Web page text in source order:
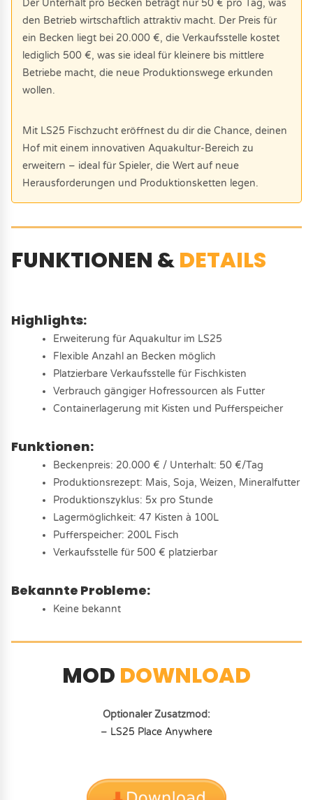
Der Unterhalt pro Becken beträgt nur 50 € pro Tag, was
den Betrieb wirtschaftlich attraktiv macht. Der Preis für
ein Becken liegt bei 20.000 €, die Verkaufsstelle kostet
lediglich 500 €, was sie ideal für kleinere bis mittlere
Betriebe macht, die neue Produktionswege erkunden
wollen.
Mit LS25 Fischzucht eröffnest du dir die Chance, deinen
Hof mit einem innovativen Aquakultur-Bereich zu
erweitern – ideal für Spieler, die Wert auf neue
Herausforderungen und Produktionsketten legen.
FUNKTIONEN &DETAILS
Highlights:
Erweiterung für Aquakultur im LS25
Flexible Anzahl an Becken möglich
Platzierbare Verkaufsstelle für Fischkisten
Verbrauch gängiger Hofressourcen als Futter
Containerlagerung mit Kisten und Pufferspeicher
Funktionen:
Beckenpreis: 20.000 € / Unterhalt: 50 €/Tag
Produktionsrezept: Mais, Soja, Weizen, Mineralfutter
Produktionszyklus: 5x pro Stunde
Lagermöglichkeit: 47 Kisten à 100L
Pufferspeicher: 200L Fisch
Verkaufsstelle für 500 € platzierbar
Bekannte Probleme:
Keine bekannt
MOD DOWNLOAD
Optionaler Zusatzmod:
– LS25 Place Anywhere